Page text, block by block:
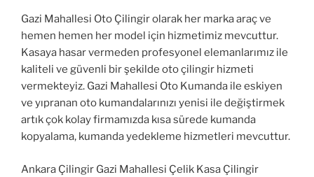
Gazi Mahallesi Oto Çilingir olarak her marka araç ve
hemen hemen her model için hizmetimiz mevcuttur.
Kasaya hasar vermeden profesyonel elemanlarımız ile
kaliteli ve güvenli bir şekilde oto çilingir hizmeti
vermekteyiz. Gazi Mahallesi Oto Kumanda ile eskiyen
ve yıpranan oto kumandalarınızı yenisi ile değiştirmek
artık çok kolay firmamızda kısa sürede kumanda
kopyalama, kumanda yedekleme hizmetleri mevcuttur.
Ankara Çilingir Gazi Mahallesi Çelik Kasa Çilingir